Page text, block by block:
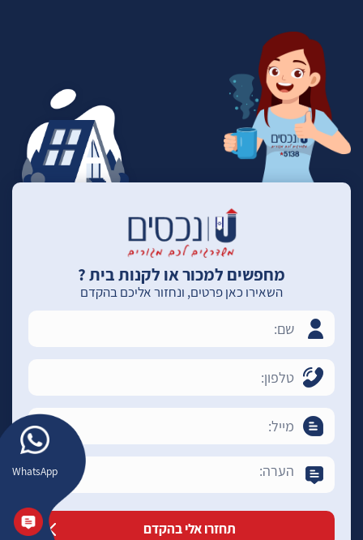
WhatsApp
מחפשים למכור או לקנות בית ?
השאירו כאן פרטים, ונחזור אליכם בהקדם